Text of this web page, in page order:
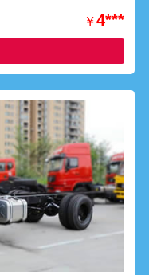
￥4***